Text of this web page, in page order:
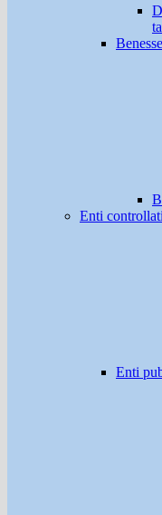
Enti controllati
Enti